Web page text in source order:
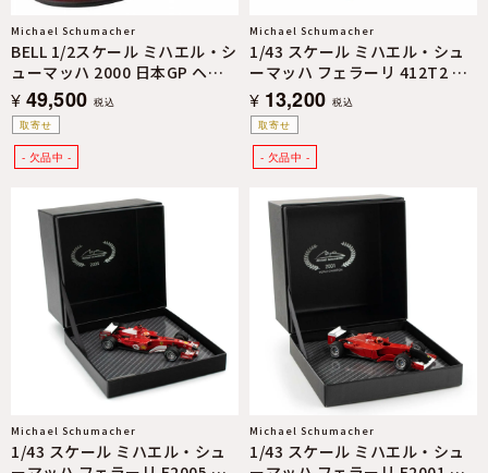
取寄せ
Michael Schumacher
BELL 1/2スケール ミハエル・シ
ューマッハ 2000 日本GP ヘル
メット
¥ 49,500 税込
取寄せ
Michael Schumacher
1/43 スケール ミハエル・シュ
ーマッハ フェラーリ 412T2 フ
ィオラーノ テスト 1995 モデル
カー
¥ 13,200 税込
Michael Schumacher
1/43 スケール ミハエル・シュ
Michael Schumacher
1/43 スケール ミハエル・シュ